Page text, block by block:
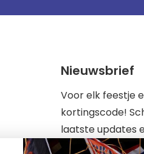
Nieuwsbrief
Voor elk feestje
kortingscode!
laatste updates